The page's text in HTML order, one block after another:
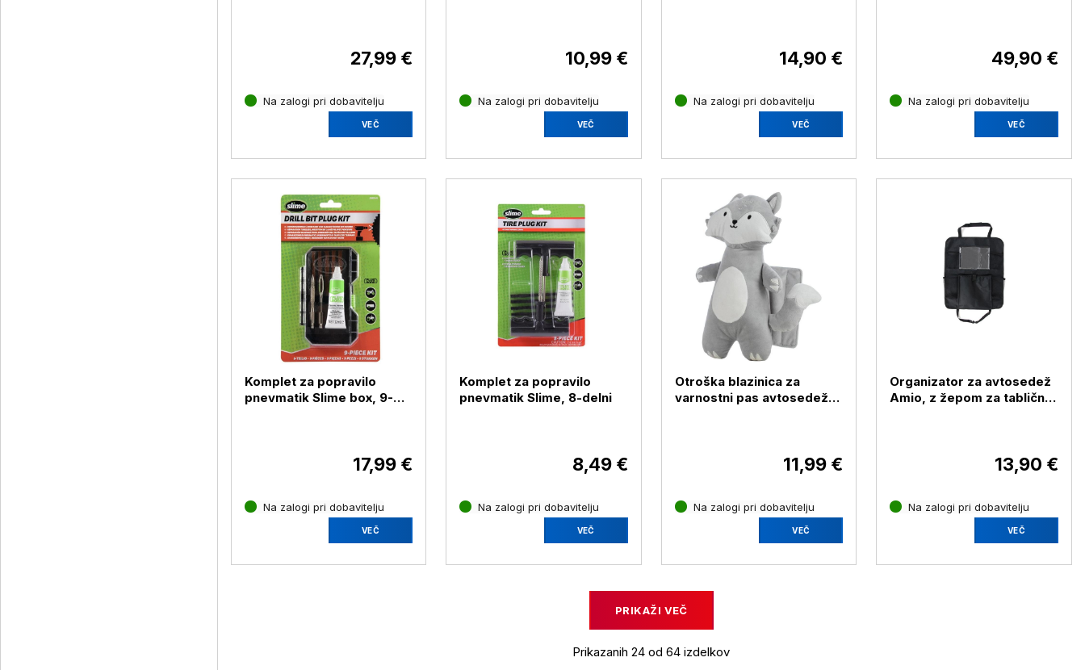
27,99 €
Na zalogi pri dobavitelju
VEČ
10,99 €
Na zalogi pri dobavitelju
VEČ
14,90 €
Na zalogi pri dobavitelju
VEČ
49,90 €
Na zalogi pri dobavitelju
VEČ
Komplet za popravilo
pnevmatik Slime box, 9-
17,99 €
Na zalogi pri dobavitelju
VEČ
Komplet za popravilo
pnevmatik Slime, 8-delni
8,49 €
Na zalogi pri dobavitelju
VEČ
Otroška blazinica za
varnostni pas avtosedeža
11,99 €
Na zalogi pri dobavitelju
VEČ
Organizator za avtosedež
Amio, z žepom za tablični
13,90 €
Na zalogi pri dobavitelju
VEČ
PRIKAŽI VEČ
Prikazanih 24 od 64 izdelkov